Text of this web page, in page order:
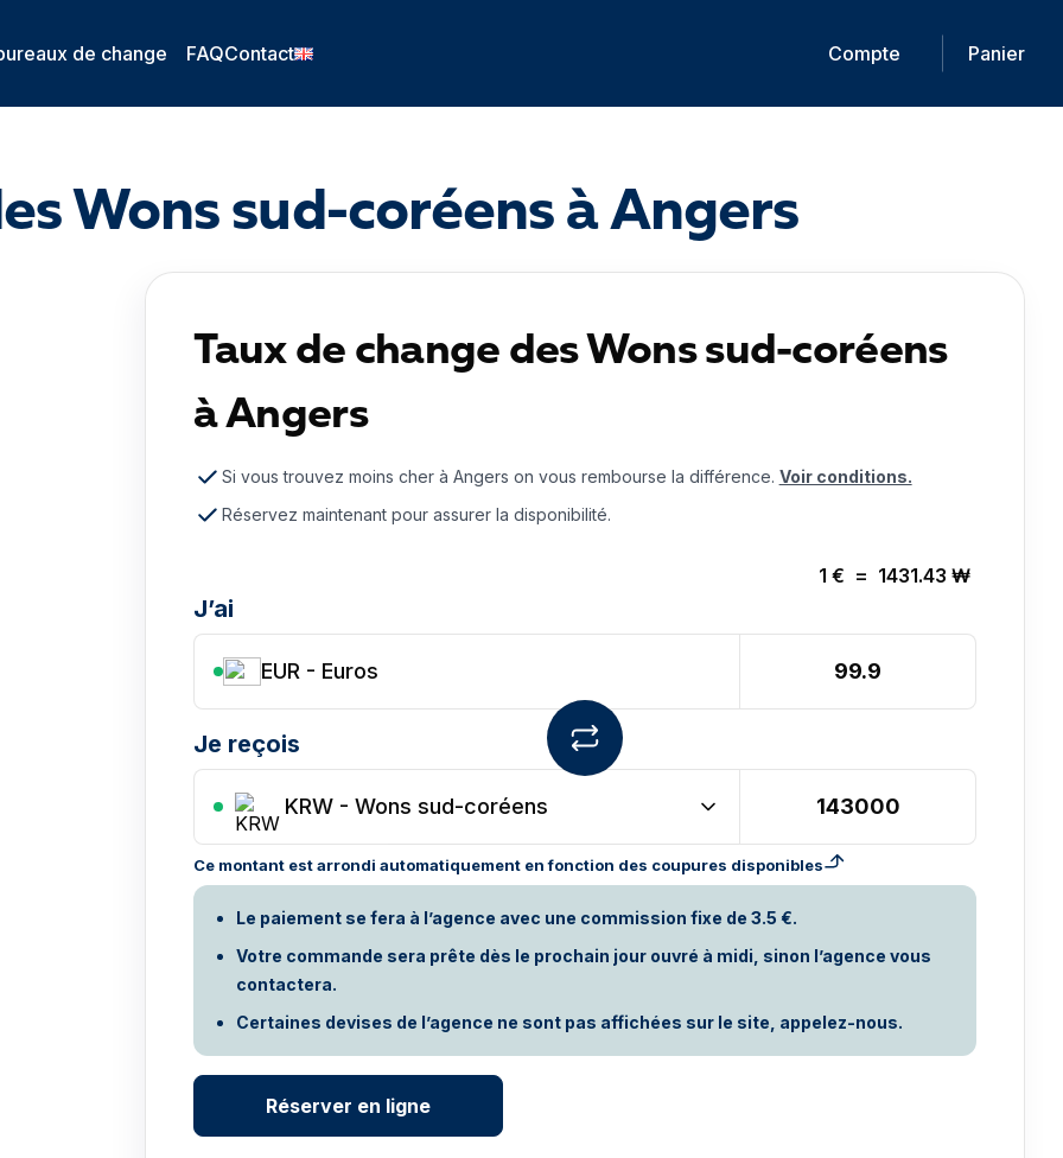
de change FAQContact Compte Panier
Wons sud-coréens à Angers
Taux de change des Wons sud-coréens
à Angers
Si vous trouvez moins cher à Angers on vous rembourse la différence. Voir conditions.
Réservez maintenant pour assurer la disponibilité.
1 € = 1431.43 ₩
J’ai
EUR - Euros
Je reçois
KRW- Wons sud-coréens
Ce montant est arrondi automatiquement en fonction des coupures disponibles
Le paiement se fera à l’agence avec une commission fixe de 3.5 €.
Votre commande sera prête dès le prochain jour ouvré à midi, sinon l’agence vous
contactera.
Certaines devises de l’agence ne sont pas affichées sur le site, appelez-nous.
Réserver en ligne